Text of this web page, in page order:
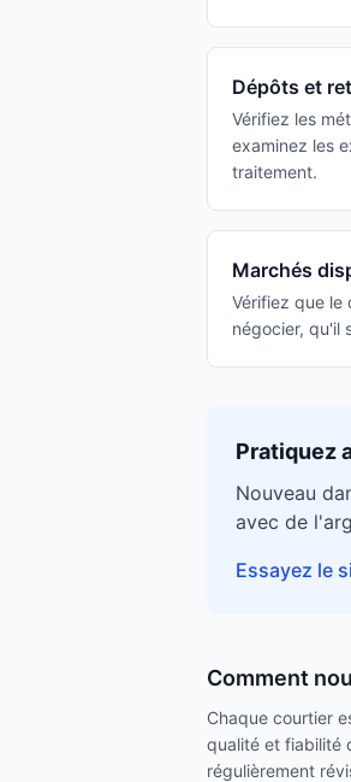
Dépôts et
Vérifiez les
examinez les
traitement.
Marchés
Vérifiez que le
négocier, qu'il
Pratiquez
Nouveau
avec de
Essayez le
Comment
Chaque courtier
qualité et fiabilité
régulièrement